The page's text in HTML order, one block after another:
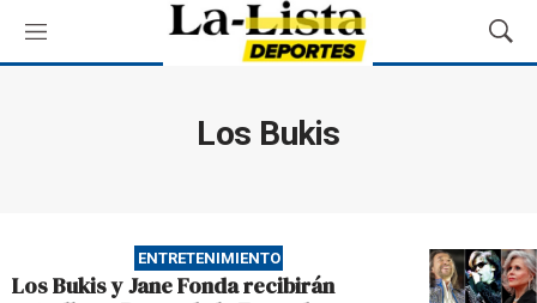
M
e
M
o
ú
s
q
Los Bukis
ENTRETENIMIENTO
Los Bukis y Jane Fonda recibirán